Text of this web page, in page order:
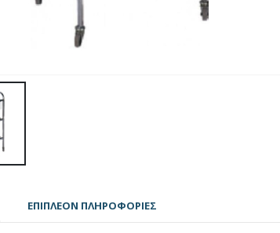
ΕΠΙΠΛΈΟΝ ΠΛΗΡΟΦΟΡΊΕΣ